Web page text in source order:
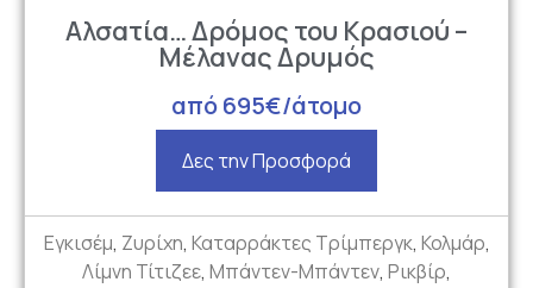
Αλσατία… Δρόμος του Κρασιού –
Μέλανας Δρυμός
από 695€/άτομο
Δες την Προσφορά
Εγκισέμ, Ζυρίχη, Καταρράκτες Τρίμπεργκ, Κολμάρ,
Λίμνη Τίτιζεε, Μπάντεν-Μπάντεν, Ρικβίρ,